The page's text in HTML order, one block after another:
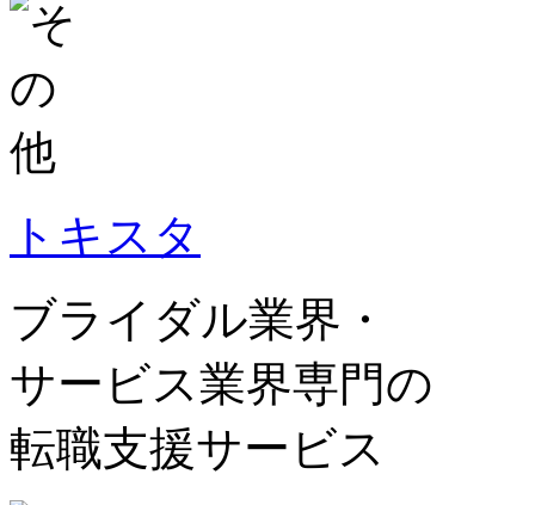
トキスタ
ブライダル業界・
サービス業界専門の
転職支援サービス